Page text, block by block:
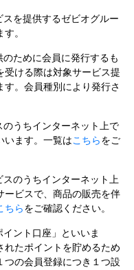
を提供するゼビオグルー
。
ために会員に発行するも
受ける際は対象サービス提
。会員種別により発行さ
うちインターネット上で
います。一覧はこちらをご
のうちインターネット上
ービスで、商品の販売を伴
ちらをご確認ください。
ント口座」といいま
れたポイントを貯めるため
つの会員登録につき１つ設